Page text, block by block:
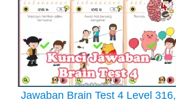
Jawaban Brain Test 4 Level 316,